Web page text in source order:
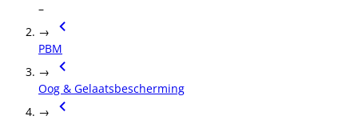
–
→
PBM
→
Oog & Gelaatsbescherming
→